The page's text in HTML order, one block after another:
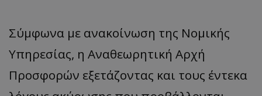
Σύμφωνα με ανακοίνωση της Νομικής
Υπηρεσίας, η Αναθεωρητική Αρχή
Προσφορών εξετάζοντας και τους έντεκα